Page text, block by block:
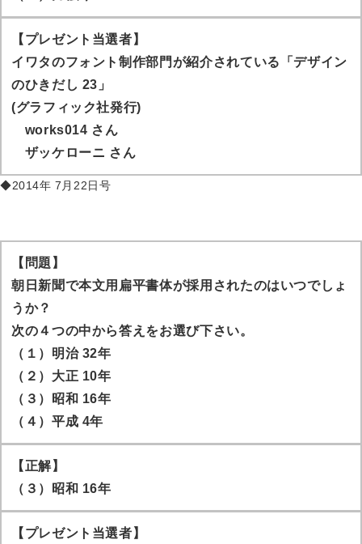
【プレゼント当選者】
イワタのフォント制作部門が紹介されている「デザイン
のひきだし 23」
(グラフィック社発行)
works014 さん
ザッケローニ さん
◆2014年 7月22日号
【問題】
朝日新聞で本文用扁平書体が採用されたのはいつでしょ
うか？
次の４つの中から答えをお選び下さい。
（１）明治 32年
（２）大正 10年
（３）昭和 16年
（４）平成 4年
【正解】
（３）昭和 16年
【プレゼント当選者】